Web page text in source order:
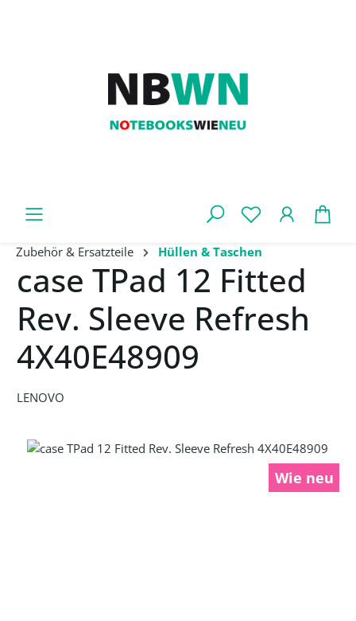
Zubehör & Ersatzteile Hüllen & Taschen
case TPad 12 Fitted
Rev. Sleeve Refresh
4X40E48909
LENOVO
Bildergalerie überspringen
Wie neu